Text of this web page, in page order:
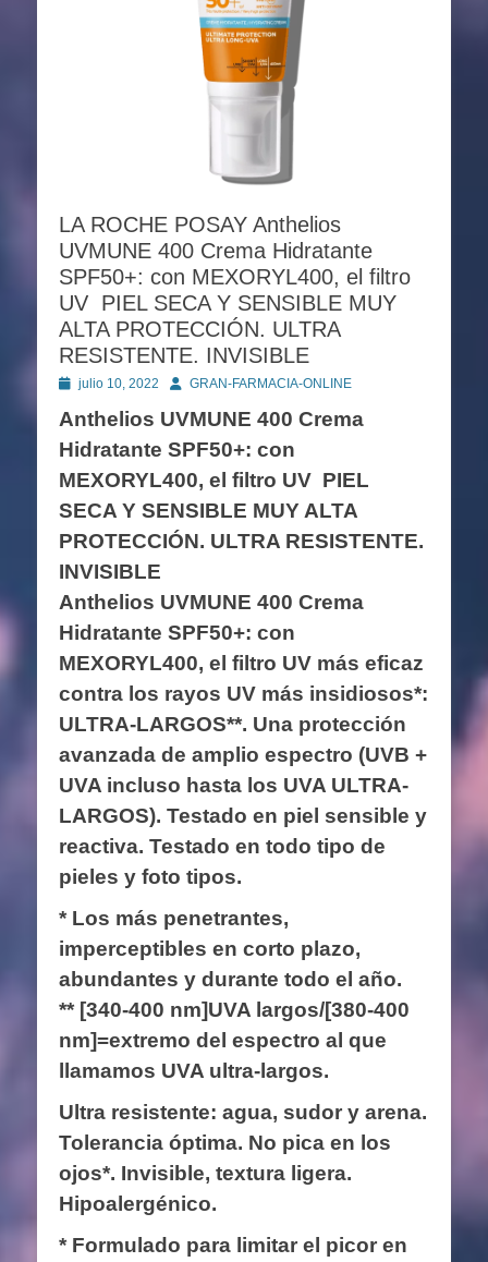
LA ROCHE POSAY Anthelios
UVMUNE 400 Crema Hidratante
SPF50+: con MEXORYL400, el filtro
UV PIEL SECA Y SENSIBLE MUY
ALTA PROTECCIÓN. ULTRA
RESISTENTE. INVISIBLE
Publicado
julio 10, 2022 AutorGRAN-FARMACIA-ONLINE
Anthelios UVMUNE 400 Crema
Hidratante SPF50+: con
MEXORYL400, el filtro UV PIEL
SECA Y SENSIBLE MUY ALTA
PROTECCIÓN. ULTRA RESISTENTE.
INVISIBLE
Anthelios UVMUNE 400 Crema
Hidratante SPF50+: con
MEXORYL400, el filtro UV más eficaz
contra los rayos UV más insidiosos*:
ULTRA-LARGOS**. Una protección
avanzada de amplio espectro (UVB +
UVA incluso hasta los UVA ULTRA-
LARGOS). Testado en piel sensible y
reactiva. Testado en todo tipo de
pieles y foto tipos.
* Los más penetrantes,
imperceptibles en corto plazo,
abundantes y durante todo el año.
** [340-400 nm]UVA largos/[380-400
nm]=extremo del espectro al que
llamamos UVA ultra-largos.
Ultra resistente: agua, sudor y arena.
Tolerancia óptima. No pica en los
ojos*. Invisible, textura ligera.
Hipoalergénico.
* Formulado para limitar el picor en